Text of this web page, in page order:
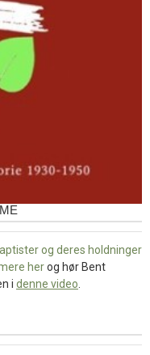
og deres holdninger
herog hør Bent
i denne video